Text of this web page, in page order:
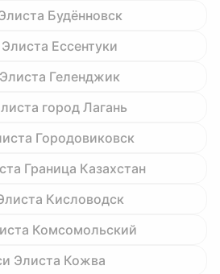
Будённовск
Ессентуки
Геленджик
город Лагань
Городовиковск
Граница Казахстан
Кисловодск
Комсомольский
Элиста Кожва